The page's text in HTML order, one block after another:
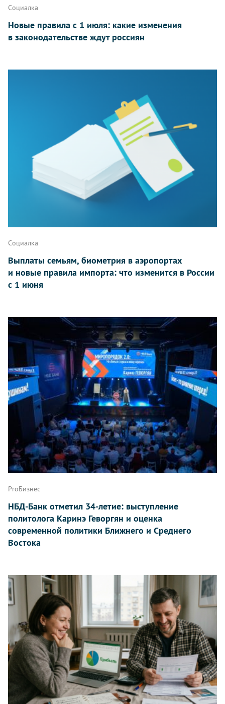
Социалка
Новые правила с 1 июля: какие изменения
в законодательстве ждут россиян
Социалка
Выплаты семьям, биометрия в аэропортах
и новые правила импорта: что изменится в России
с 1 июня
ProБизнес
НБД-Банк отметил 34-летие: выступление
политолога Каринэ Геворгян и оценка
современной политики Ближнего и Среднего
Востока